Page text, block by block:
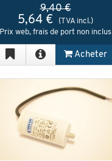
9,40 €
5,64 €
(TVA incl.)
Prix web, frais de port non inclus
Acheter